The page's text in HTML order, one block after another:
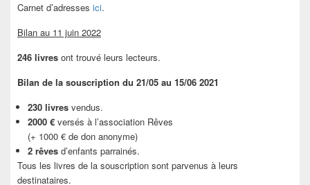
Carnet d’adresses ici.
Bilan au 11 juin 2022
246 livres ont trouvé leurs lecteurs.
Bilan de la souscription du 21/05 au 15/06 2021
230 livres vendus.
2000 € versés à l’association Rêves
(+ 1000 € de don anonyme)
2 rêves d’enfants parrainés.
Tous les livres de la souscription sont parvenus à leurs
destinataires.